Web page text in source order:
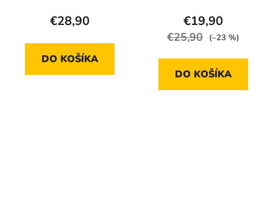
€28,90
DO KOŠÍKA
€19,90
€25,90 (–23 %)
DO KOŠÍKA